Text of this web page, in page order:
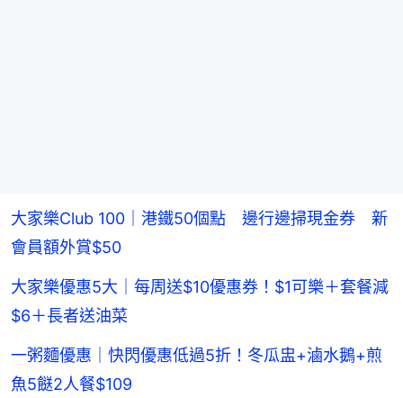
大家樂Club 100｜港鐵50個點 邊行邊掃現金券 新
會員額外賞$50
大家樂優惠5大｜每周送$10優惠券！$1可樂＋套餐減
$6＋長者送油菜
一粥麵優惠｜快閃優惠低過5折！冬瓜盅+滷水鵝+煎
魚5餸2人餐$109